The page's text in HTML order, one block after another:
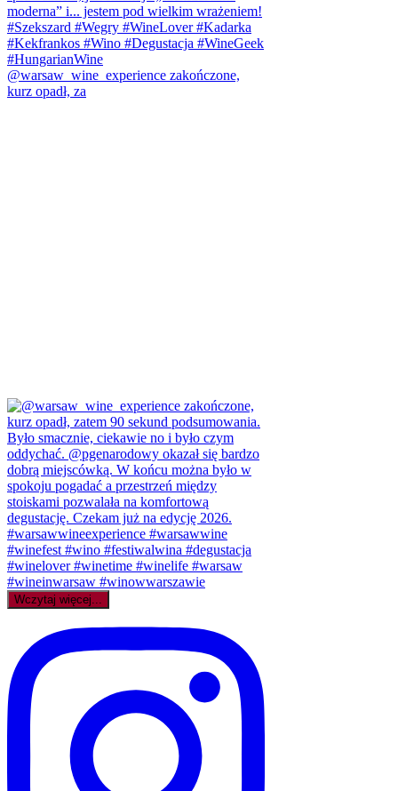
@warsaw_wine_experience zakończone,
kurz opadł, za
Wczytaj więcej...